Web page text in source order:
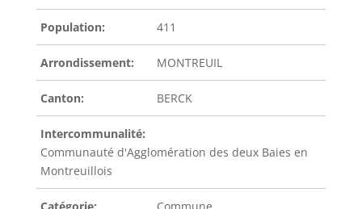
Population: 411
Arrondissement: MONTREUIL
Canton: BERCK
Intercommunalité:
Communauté d'Agglomération des deux Baies en
Montreuillois